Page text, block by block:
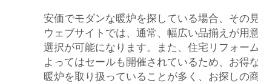
安価でモダンな暖炉を探している場合、その
ウェブサイトでは、通常、幅広い品揃えが用
選択が可能になります。また、住宅リフォー
よってはセールも開催されているため、お得
暖炉を取り扱っていることが多く、お探しの